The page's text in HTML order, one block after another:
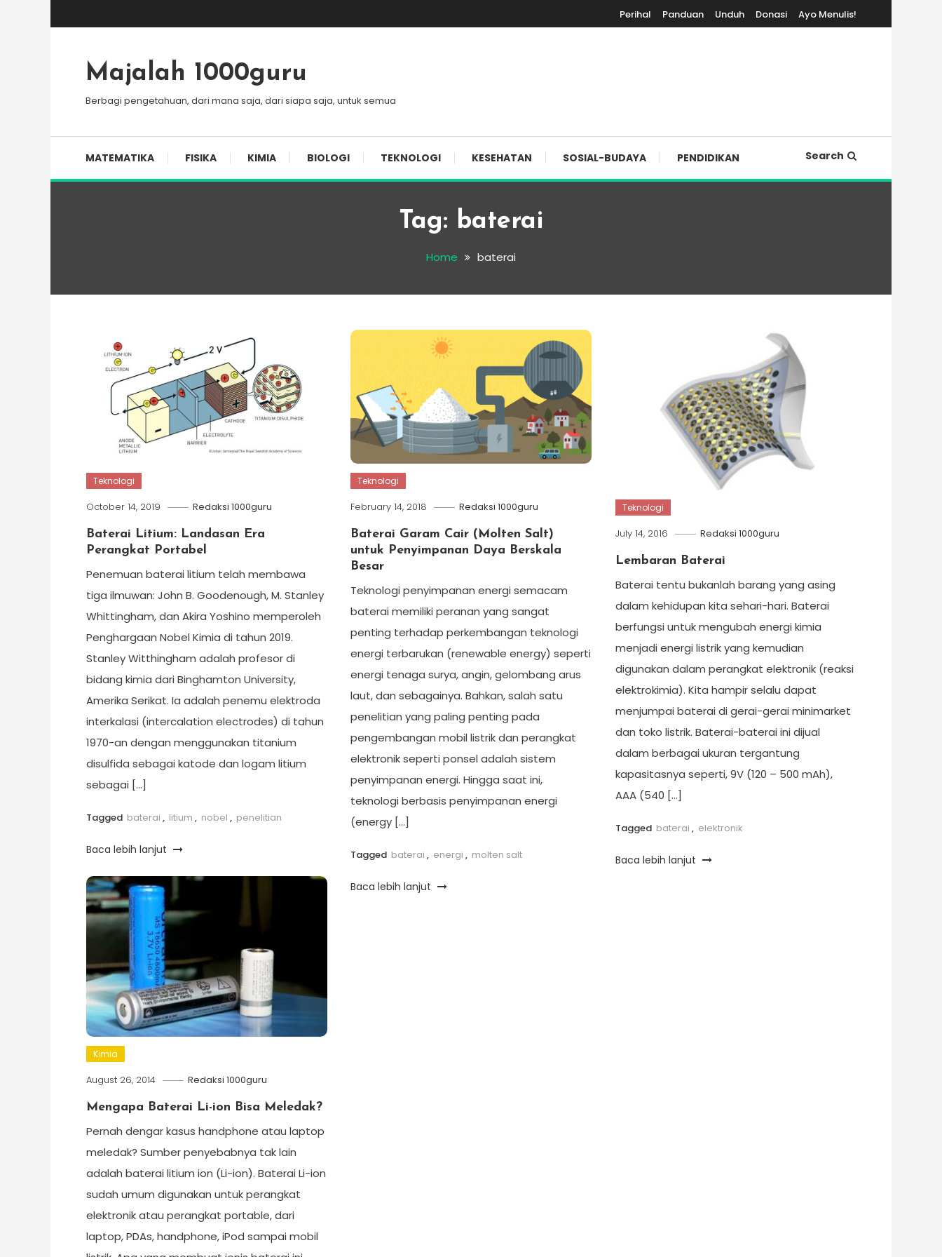
To
Perihal Panduan Unduh Donasi Ayo Menulis!
Majalah 1000guru
Berbagi pengetahuan, dari mana saja, dari siapa saja, untuk semua
MATEMATIKA FISIKA KIMIA BIOLOGI TEKNOLOGI KESEHATAN SOSIAL-BUDAYA PENDIDIKAN Search
Tag: baterai
Home baterai
Teknologi
October 14, 2019 Redaksi 1000guru
Baterai Litium: Landasan Era
Perangkat Portabel
Penemuan baterai litium telah membawa
tiga ilmuwan: John B. Goodenough, M. Stanley
Whittingham, dan Akira Yoshino memperoleh
Penghargaan Nobel Kimia di tahun 2019.
Stanley Witthingham adalah profesor di
bidang kimia dari Binghamton University,
Amerika Serikat. Ia adalah penemu elektroda
interkalasi (intercalation electrodes) di tahun
1970-an dengan menggunakan titanium
disulfida sebagai katode dan logam litium
sebagai […]
Tagged baterai , litium , nobel , penelitian
Baca lebih lanjut
Teknologi
February 14, 2018 Redaksi 1000guru
Baterai Garam Cair (Molten Salt)
untuk Penyimpanan Daya Berskala
Besar
Teknologi penyimpanan energi semacam
baterai memiliki peranan yang sangat
penting terhadap perkembangan teknologi
energi terbarukan (renewable energy) seperti
energi tenaga surya, angin, gelombang arus
laut, dan sebagainya. Bahkan, salah satu
penelitian yang paling penting pada
pengembangan mobil listrik dan perangkat
elektronik seperti ponsel adalah sistem
penyimpanan energi. Hingga saat ini,
teknologi berbasis penyimpanan energi
(energy […]
Tagged baterai , energi , molten salt
Baca lebih lanjut
Teknologi
July 14, 2016 Redaksi 1000guru
Lembaran Baterai
Baterai tentu bukanlah barang yang asing
dalam kehidupan kita sehari-hari. Baterai
berfungsi untuk mengubah energi kimia
menjadi energi listrik yang kemudian
digunakan dalam perangkat elektronik (reaksi
elektrokimia). Kita hampir selalu dapat
menjumpai baterai di gerai-gerai minimarket
dan toko listrik. Baterai-baterai ini dijual
dalam berbagai ukuran tergantung
kapasitasnya seperti, 9V (120 – 500 mAh),
AAA (540 […]
Tagged baterai , elektronik
Baca lebih lanjut
Kimia
August 26, 2014 Redaksi 1000guru
Mengapa Baterai Li-ion Bisa Meledak?
Pernah dengar kasus handphone atau laptop
meledak? Sumber penyebabnya tak lain
adalah baterai litium ion (Li-ion). Baterai Li-ion
sudah umum digunakan untuk perangkat
elektronik atau perangkat portable, dari
laptop, PDAs, handphone, iPod sampai mobil